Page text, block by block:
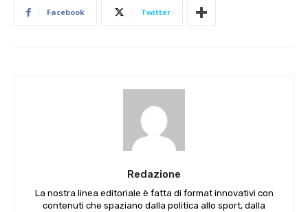
Facebook Twitter
Redazione
La nostra linea editoriale è fatta di format innovativi con
contenuti che spaziano dalla politica allo sport, dalla